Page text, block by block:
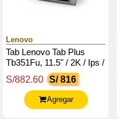
Lenovo
Tab Lenovo Tab Plus
Tb351Fu, 11.5" / 2K / Ips /
Touch / Android 14 O Sup
/ 8Gb Lpddr4X / 128Gb
Ufs 2.2
S/882.60 S/ 816
Agregar